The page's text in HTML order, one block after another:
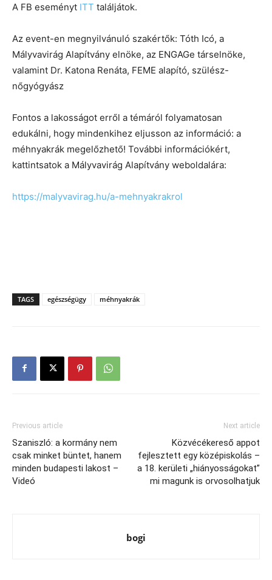
A FB eseményt ITT találjátok.
Az event-en megnyilvánuló szakértők: Tóth Icó, a
Mályvavirág Alapítvány elnöke, az ENGAGe társelnöke,
valamint Dr. Katona Renáta, FEME alapító, szülész-
nőgyógyász
Fontos a lakosságot erről a témáról folyamatosan
edukálni, hogy mindenkihez eljusson az információ: a
méhnyakrák megelőzhető! További információkért,
kattintsatok a Mályvavirág Alapítvány weboldalára:
https://malyvavirag.hu/a-mehnyakrakrol
TAGS egészségügy méhnyakrák
Previous article
Szaniszló: a kormány nem
csak minket büntet, hanem
minden budapesti lakost –
Videó
Next article
Közvécékereső appot
fejlesztett egy középiskolás –
a 18. kerületi „hiányosságokat”
mi magunk is orvosolhatjuk
bogi